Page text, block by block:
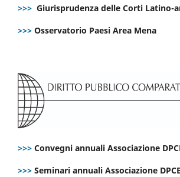
>>> Giurisprudenza delle Corti Latino-
>>> Osservatorio Paesi Area Mena
>>> Convegni annuali Associazione
>>> Seminari annuali Associazione DPCE